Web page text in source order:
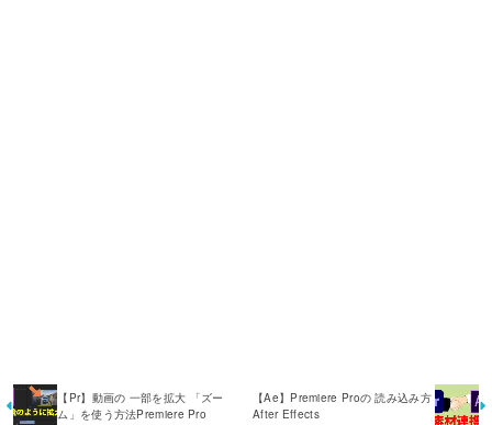
【Pr】動画の 一部を拡大 「ズー
ム」を使う方法Premiere Pro
【Ae】Premiere Proの 読み込み方
After Effects